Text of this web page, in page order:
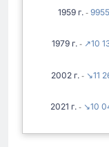
1959 - 9955
1979 - ↗10
2002 - ↘11
2021 - ↘10